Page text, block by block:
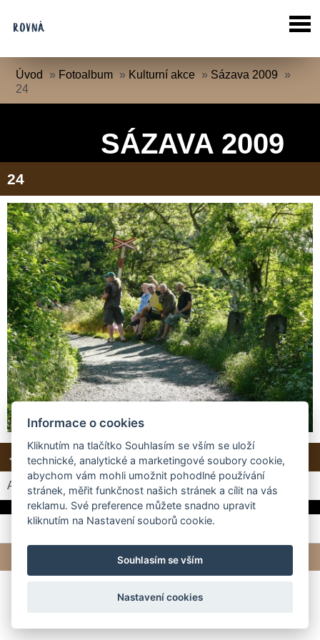
Úvod » Fotoalbum » Kulturní akce » Sázava 2009 »
24
SÁZAVA 2009
24
← Předchozí Další → Zpět do složky
Automatické procházení: 3| |5| | 7 (čas ve vteřinách)
© 2026 eStránky.cz | Tvorba webových stránek
Informace o cookies
Kliknutím na tlačítko Souhlasím se vším se uloží
technické, analytické a marketingové soubory cookie,
abychom vám mohli umožnit pohodlné používání
stránek, měřit funkčnost našich stránek a cílit na vás
reklamu. Své preference můžete snadno upravit
kliknutím na Nastavení souborů cookie.
Souhlasím se vším
Nastavení cookies